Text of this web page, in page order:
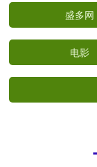
盛多网
电影